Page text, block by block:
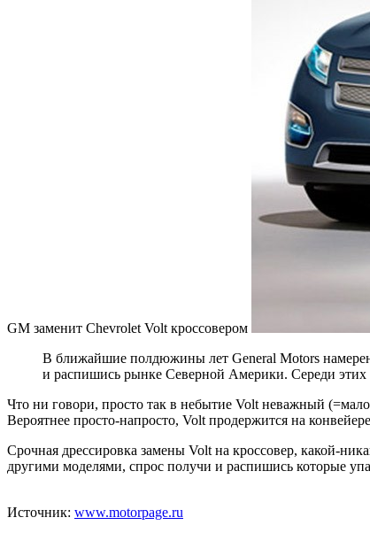
GM заменит Chevrolet Volt кроссовером
В ближайшие полдюжины лет General Motors
и распишись рынке Северной Америки. Середи этих
Что ни говори, просто так в небытие Volt неважный
Вероятнее просто-напросто, Volt продержится на
Срочная дрессировка замены Volt на кроссовер, какой-
другими моделями, спрос получи и распишись которые
Источник: www.motorpage.ru